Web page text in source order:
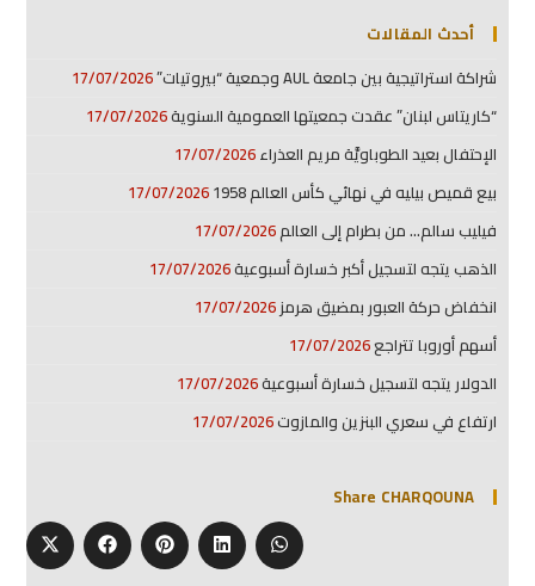
أحدث المقالات
شراكة استراتيجية بين جامعة AUL وجمعية “بيروتيات”
17/07/2026
“كاريتاس لبنان” عقدت جمعيتها العمومية السنوية17/07/2026
الإحتفال بعيد الطوباويَّة مريم العذراء17/07/2026
بيع قميص بيليه في نهائي كأس العالم 1958
17/07/2026
فيليب سالم… من بطرام إلى العالم17/07/2026
الذهب يتجه لتسجيل أكبر خسارة أسبوعية17/07/2026
انخفاض حركة العبور بمضيق هرمز17/07/2026
أسهم أوروبا تتراجع17/07/2026
الدولار يتجه لتسجيل خسارة أسبوعية17/07/2026
ارتفاع في سعري البنزين والمازوت17/07/2026
Share CHARQOUNA